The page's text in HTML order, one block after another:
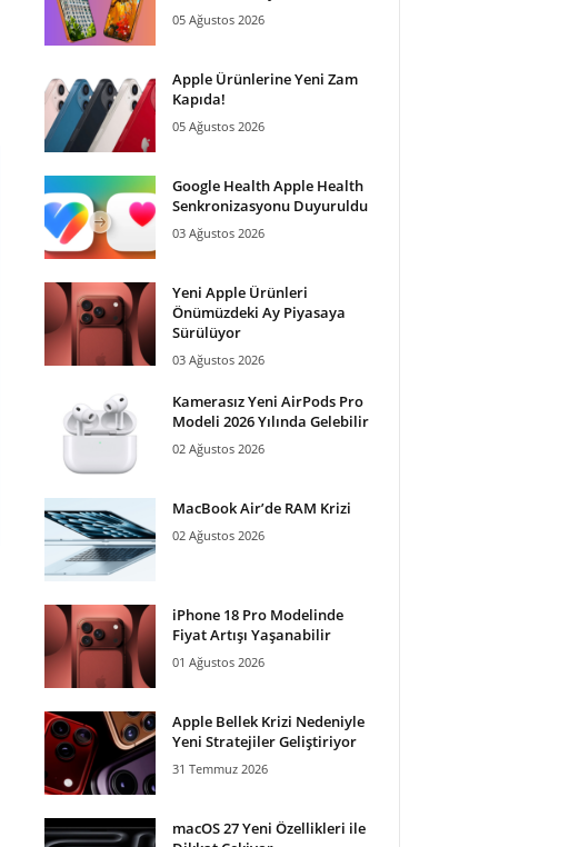
05 Ağustos 2026
Apple Ürünlerine Yeni Zam
Kapıda!
05 Ağustos 2026
Google Health Apple Health
Senkronizasyonu Duyuruldu
03 Ağustos 2026
Yeni Apple Ürünleri
Önümüzdeki Ay Piyasaya
Sürülüyor
03 Ağustos 2026
Kamerasız Yeni AirPods Pro
Modeli 2026 Yılında Gelebilir
02 Ağustos 2026
MacBook Air’de RAM Krizi
02 Ağustos 2026
iPhone 18 Pro Modelinde
Fiyat Artışı Yaşanabilir
01 Ağustos 2026
Apple Bellek Krizi Nedeniyle
Yeni Stratejiler Geliştiriyor
31 Temmuz 2026
macOS 27 Yeni Özellikleri ile